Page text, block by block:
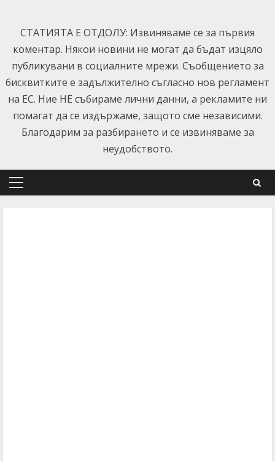
content
СТАТИЯТА Е ОТДОЛУ: Извиняваме се за първия
коментар. Някои новини не могат да бъдат изцяло
публикувани в социалните мрежи. Съобщението за
бисквитките е задължително съгласно нов регламент
на ЕС. Ние НЕ събираме лични данни, а рекламите ни
помагат да се издържаме, защото сме независими.
Благодарим за разбирането и се извиняваме за
неудобството.
Primary